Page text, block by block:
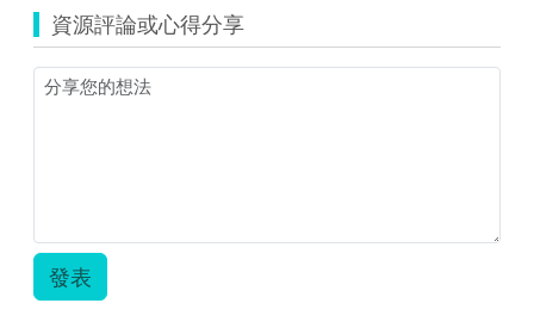
上
傳
資源評論或心得分享
發表